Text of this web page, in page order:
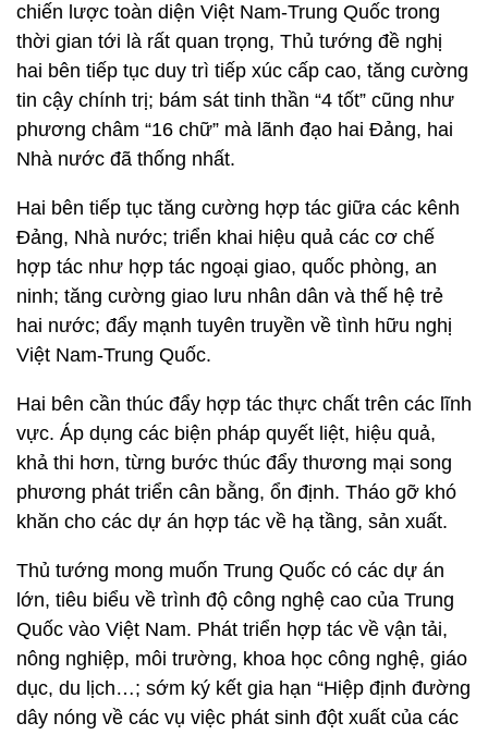
chiến lược toàn diện Việt Nam-Trung Quốc trong
thời gian tới là rất quan trọng, Thủ tướng đề nghị
hai bên tiếp tục duy trì tiếp xúc cấp cao, tăng cường
tin cậy chính trị; bám sát tinh thần “4 tốt” cũng như
phương châm “16 chữ” mà lãnh đạo hai Đảng, hai
Nhà nước đã thống nhất.
Hai bên tiếp tục tăng cường hợp tác giữa các kênh
Đảng, Nhà nước; triển khai hiệu quả các cơ chế
hợp tác như hợp tác ngoại giao, quốc phòng, an
ninh; tăng cường giao lưu nhân dân và thế hệ trẻ
hai nước; đẩy mạnh tuyên truyền về tình hữu nghị
Việt Nam-Trung Quốc.
Hai bên cần thúc đẩy hợp tác thực chất trên các lĩnh
vực. Áp dụng các biện pháp quyết liệt, hiệu quả,
khả thi hơn, từng bước thúc đẩy thương mại song
phương phát triển cân bằng, ổn định. Tháo gỡ khó
khăn cho các dự án hợp tác về hạ tầng, sản xuất.
Thủ tướng mong muốn Trung Quốc có các dự án
lớn, tiêu biểu về trình độ công nghệ cao của Trung
Quốc vào Việt Nam. Phát triển hợp tác về vận tải,
nông nghiệp, môi trường, khoa học công nghệ, giáo
dục, du lịch…; sớm ký kết gia hạn “Hiệp định đường
dây nóng về các vụ việc phát sinh đột xuất của các